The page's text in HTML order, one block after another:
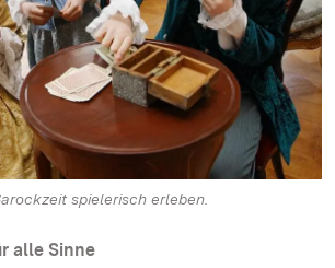
spielerisch erleben.
alle Sinne